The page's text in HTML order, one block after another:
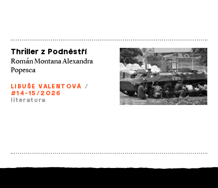
Thriller z Podněstří
Román Montana Alexandra
Popesca
LIBUŠE VALENTOVÁ /
#14-15/2026
literatura